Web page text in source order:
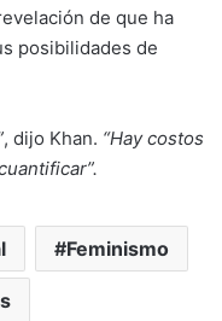
de que ha
posibilidades de
, dijo Khan. “Hay costos
Feminismo